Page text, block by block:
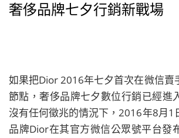
奢侈品牌七夕行銷新戰場
如果把Dior 2016年七夕首次在微信賣
節點，奢侈品牌七夕數位行銷已經進
沒有任何徵兆的情況下，2016年8月1
品牌Dior在其官方微信公眾號平台發